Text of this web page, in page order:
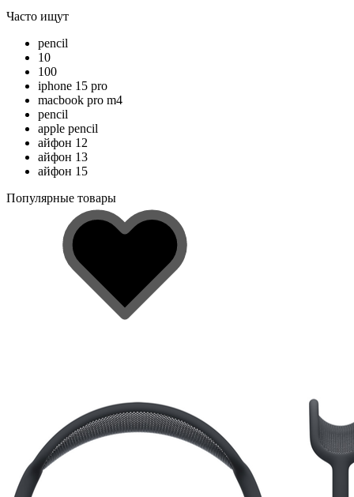
Часто ищут
pencil
10
100
iphone 15 pro
macbook pro m4
pencil
apple pencil
айфон 12
айфон 13
айфон 15
Популярные товары